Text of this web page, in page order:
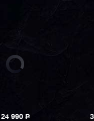
24 990P